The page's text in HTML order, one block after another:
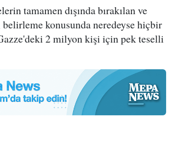
tamamen dışında bırakılan ve
konusunda neredeyse hiçbir
2 milyon kişi için pek teselli